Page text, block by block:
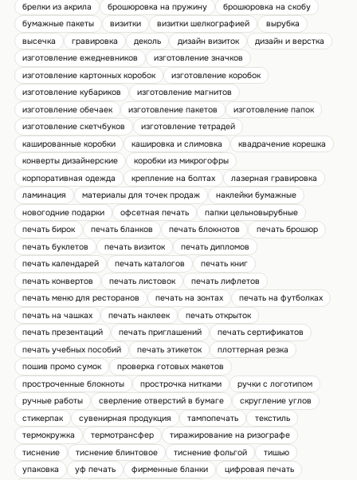
брелки из акрила
брошюровка на пружину
брошюровка на скобу
бумажные пакеты
визитки визитки шелкографией
вырубка
высечка
гравировка деколь дизайн визиток
дизайн и верстка
изготовление ежедневников
изготовление значков
изготовление картонных коробок
изготовление коробок
изготовление кубариков
изготовление магнитов
изготовление обечаек
изготовление пакетов
изготовление папок
изготовление скетчбуков
изготовление тетрадей
кашированные коробки
кашировка и слимовка
квадрачение корешка
конверты дизайнерские
коробки из микрогофры
корпоративная одежда
крепление на болтах
лазерная гравировка
ламинация
материалы для точек продаж
наклейки бумажные
новогодние подарки
офсетная печать
папки цельновырубные
печать бирок
печать бланков печать блокнотов
печать брошюр
печать буклетов
печать визиток
печать дипломов
печать календарей
печать каталогов
печать книг
печать конвертов
печать листовок
печать лифлетов
печать меню для ресторанов
печать на зонтах
печать на футболках
печать на чашках
печать наклеек
печать открыток
печать презентаций
печать приглашений
печать сертификатов
печать учебных пособий
печать этикеток
плоттерная резка
пошив промо сумок
проверка готовых макетов
простроченные блокноты
прострочка нитками
ручки с логотипом
ручные работы
сверление отверстий в бумаге
скругление углов
стикерпак
сувенирная продукция тампопечать
текстиль
термокружка
термотрансфер
тиражирование на ризографе
тиснение
тиснение блинтовое тиснение фольгой
тишью
упаковка
уф печать фирменные бланки цифровая печать